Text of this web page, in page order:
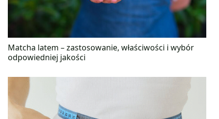
Matcha latem – zastosowanie, właściwości i wybór
odpowiedniej jakości